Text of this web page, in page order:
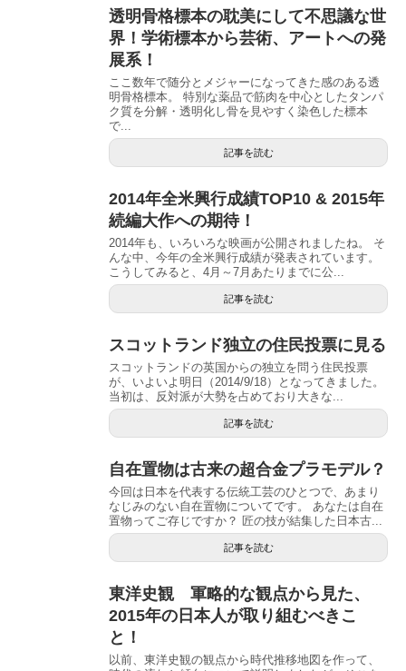
透明骨格標本の耽美にして不思議な世
界！学術標本から芸術、アートへの発
展系！
ここ数年で随分とメジャーになってきた感のある透
明骨格標本。 特別な薬品で筋肉を中心としたタンパ
ク質を分解・透明化し骨を見やすく染色した標本
で...
記事を読む
2014年全米興行成績TOP10 & 2015年
続編大作への期待！
2014年も、いろいろな映画が公開されましたね。 そ
んな中、今年の全米興行成績が発表されています。
こうしてみると、4月～7月あたりまでに公...
記事を読む
スコットランド独立の住民投票に見る
スコットランドの英国からの独立を問う住民投票
が、いよいよ明日（2014/9/18）となってきました。
当初は、反対派が大勢を占めており大きな...
記事を読む
自在置物は古来の超合金プラモデル？
今回は日本を代表する伝統工芸のひとつで、あまり
なじみのない自在置物についてです。 あなたは自在
置物ってご存じですか？ 匠の技が結集した日本古...
記事を読む
東洋史観 軍略的な観点から見た、
2015年の日本人が取り組むべきこ
と！
以前、東洋史観の観点から時代推移地図を作って、